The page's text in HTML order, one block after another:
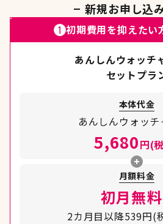
新規お申し込
初期費用を抑えたい
あんしんウォッチ
セットプラ
本体代金
あんしんウォッチ
5,680円(
月額料金
初月無料
2カ月目以降539円(